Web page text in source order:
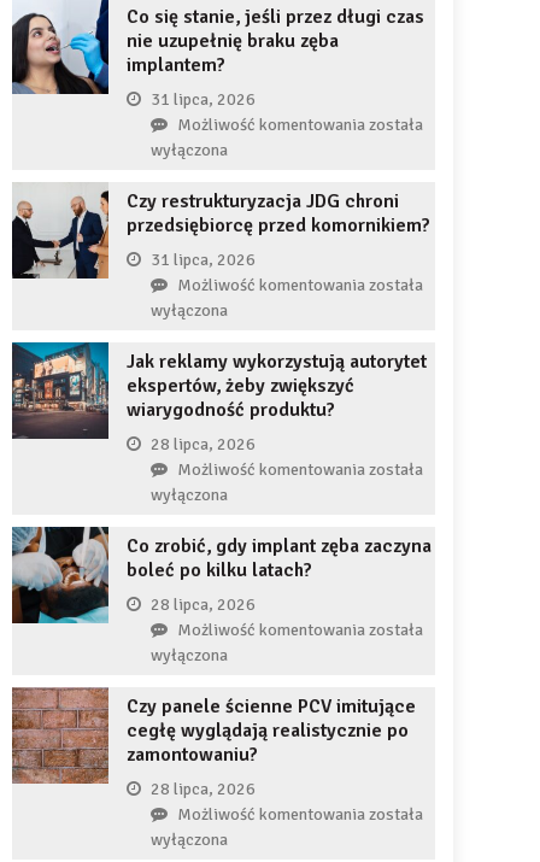
Co się stanie, jeśli przez długi czas
nie uzupełnię braku zęba
implantem?
31 lipca, 2026
Możliwość komentowaniaCo
jeśli
przez
czas
braku
zęba
została
wyłączona
Czy restrukturyzacja JDG chroni
przedsiębiorcę przed komornikiem?
31 lipca, 2026
Możliwość komentowaniaCzy
chroni
została
wyłączona
Jak reklamy wykorzystują autorytet
ekspertów, żeby zwiększyć
wiarygodność produktu?
28 lipca, 2026
Możliwość komentowaniaJak
autorytet
zwiększyć
została
wyłączona
Co zrobić, gdy implant zęba zaczyna
boleć po kilku latach?
28 lipca, 2026
Możliwość komentowaniaCo
implant
zęba
została
wyłączona
Czy panele ścienne PCV imitujące
cegłę wyglądają realistycznie po
zamontowaniu?
28 lipca, 2026
Możliwość komentowaniaCzy
została
wyłączona